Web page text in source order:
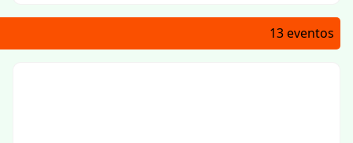
13 eventos